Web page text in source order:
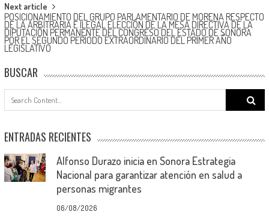
Next article
POSICIONAMIENTO DEL GRUPO PARLAMENTARIO DE MORENA RESPECTO
DE LA ARBITRARIA E ILEGAL ELECCIÓN DE LA MESA DIRECTIVA DE LA
DIPUTACIÓN PERMANENTE DEL CONGRESO DEL ESTADO DE SONORA
POR EL SEGUNDO PERÍODO EXTRAORDINARIO DEL PRIMER AÑO
LEGISLATIVO
BUSCAR
Search
for:
ENTRADAS RECIENTES
Alfonso Durazo inicia en Sonora Estrategia
Nacional para garantizar atención en salud a
personas migrantes
06/08/2026